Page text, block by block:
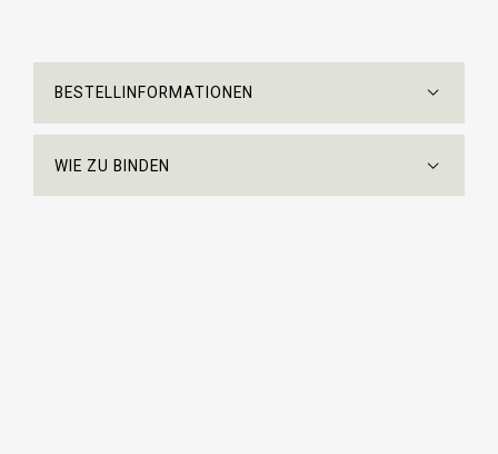
BESTELLINFORMATIONEN
WIE ZU BINDEN